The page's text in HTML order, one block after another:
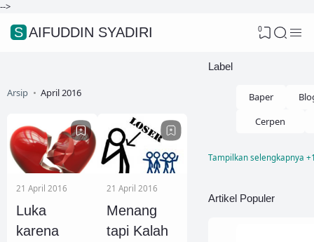
-->
SAIFUDDIN SYADIRI 0
Arsip April 2016
21 April 2016
Luka
karena
21 April 2016
Menang
tapi Kalah
Label
Baper
Cerpen
Fikih Nikah
Tampilkan selengkapnya
Artikel Populer